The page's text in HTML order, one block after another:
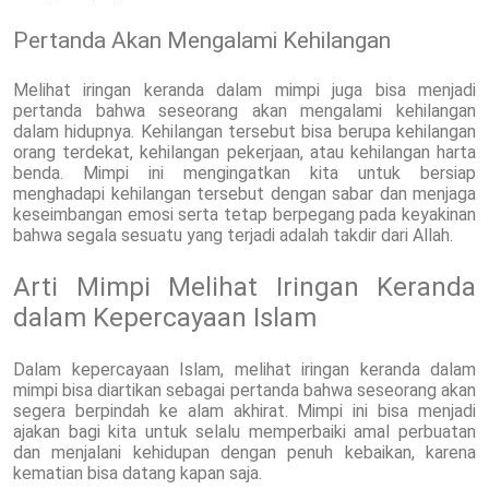
Pertanda Akan Mengalami Kehilangan
Melihat iringan keranda dalam mimpi juga bisa menjadi
pertanda bahwa seseorang akan mengalami kehilangan
dalam hidupnya. Kehilangan tersebut bisa berupa kehilangan
orang terdekat, kehilangan pekerjaan, atau kehilangan harta
benda. Mimpi ini mengingatkan kita untuk bersiap
menghadapi kehilangan tersebut dengan sabar dan menjaga
keseimbangan emosi serta tetap berpegang pada keyakinan
bahwa segala sesuatu yang terjadi adalah takdir dari Allah.
Arti Mimpi Melihat Iringan Keranda
dalam Kepercayaan Islam
Dalam kepercayaan Islam, melihat iringan keranda dalam
mimpi bisa diartikan sebagai pertanda bahwa seseorang akan
segera berpindah ke alam akhirat. Mimpi ini bisa menjadi
ajakan bagi kita untuk selalu memperbaiki amal perbuatan
dan menjalani kehidupan dengan penuh kebaikan, karena
kematian bisa datang kapan saja.